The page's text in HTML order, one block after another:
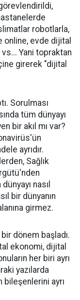
robotlarla,
evde dijital
Yani topraktan
girerek "dijital
Sorulması
tüm dünyayı
bir akıl mı var?
ayrıdır.
Sağlık
nasıl
bir dünyanın
girmez.
dönem başladı.
ekonomi, dijital
her biri ayrı
yazılarda
ayrı